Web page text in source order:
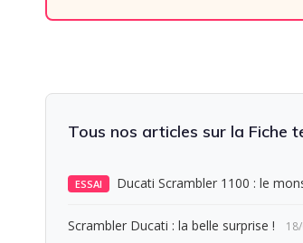
Tous nos articles sur la Fiche
ESSAI Ducati Scrambler 1100 : le
Scrambler Ducati : la belle surprise !